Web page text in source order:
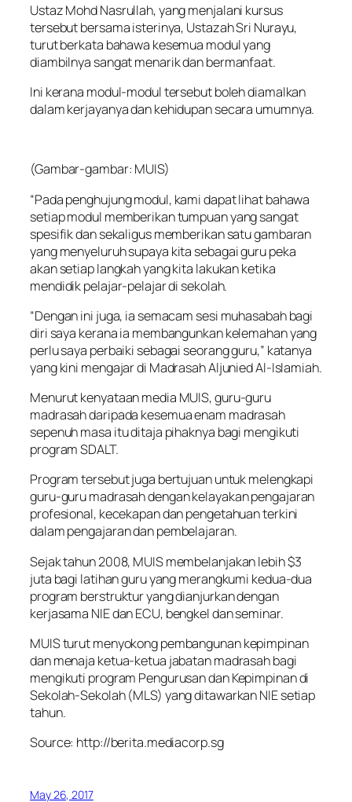
Ustaz Mohd Nasrullah, yang menjalani kursus
tersebut bersama isterinya, Ustazah Sri Nurayu,
turut berkata bahawa kesemua modul yang
diambilnya sangat menarik dan bermanfaat.
Ini kerana modul-modul tersebut boleh diamalkan
dalam kerjayanya dan kehidupan secara umumnya.
(Gambar-gambar: MUIS)
“Pada penghujung modul, kami dapat lihat bahawa
setiap modul memberikan tumpuan yang sangat
spesifik dan sekaligus memberikan satu gambaran
yang menyeluruh supaya kita sebagai guru peka
akan setiap langkah yang kita lakukan ketika
mendidik pelajar-pelajar di sekolah.
“Dengan ini juga, ia semacam sesi muhasabah bagi
diri saya kerana ia membangunkan kelemahan yang
perlu saya perbaiki sebagai seorang guru,” katanya
yang kini mengajar di Madrasah Aljunied Al-Islamiah.
Menurut kenyataan media MUIS, guru-guru
madrasah daripada kesemua enam madrasah
sepenuh masa itu ditaja pihaknya bagi mengikuti
program SDALT.
Program tersebut juga bertujuan untuk melengkapi
guru-guru madrasah dengan kelayakan pengajaran
profesional, kecekapan dan pengetahuan terkini
dalam pengajaran dan pembelajaran.
Sejak tahun 2008, MUIS membelanjakan lebih $3
juta bagi latihan guru yang merangkumi kedua-dua
program berstruktur yang dianjurkan dengan
kerjasama NIE dan ECU, bengkel dan seminar.
MUIS turut menyokong pembangunan kepimpinan
dan menaja ketua-ketua jabatan madrasah bagi
mengikuti program Pengurusan dan Kepimpinan di
Sekolah-Sekolah (MLS) yang ditawarkan NIE setiap
tahun.
Source: http://berita.mediacorp.sg
May 26, 2017